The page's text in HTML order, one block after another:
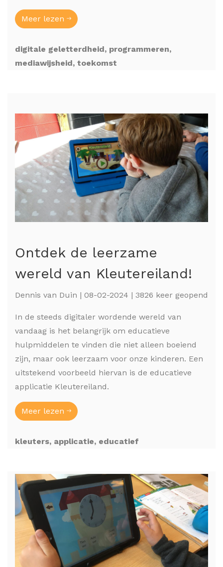
Meer lezen
digitale geletterdheid, programmeren,
mediawijsheid, toekomst
Ontdek de leerzame
wereld van Kleutereiland!
Dennis van Duin | 08-02-2024 | 3826 keer geopend
In de steeds digitaler wordende wereld van
vandaag is het belangrijk om educatieve
hulpmiddelen te vinden die niet alleen boeiend
zijn, maar ook leerzaam voor onze kinderen. Een
uitstekend voorbeeld hiervan is de educatieve
applicatie Kleutereiland.
Meer lezen
kleuters, applicatie, educatief